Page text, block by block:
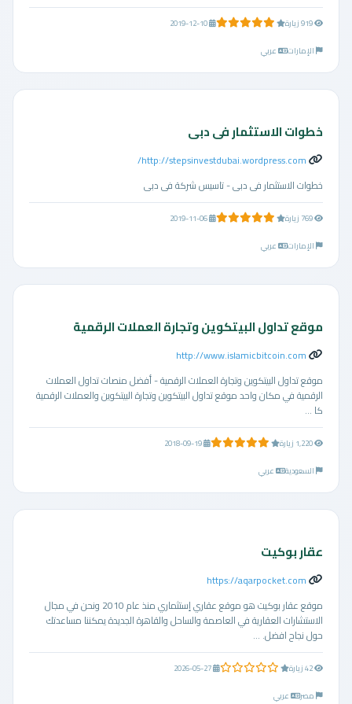
5.0 من 5 نجوم
الإمارات
عربي
خطوات الاستثمار فى دبى
http://stepsinvestdubai.wordpress.com/
خطوات الاستثمار فى دبى - تاسيس شركة فى دبى
5.0 من 5 نجوم
الإمارات
عربي
موقع تداول البيتكوين وتجارة العملات الرقمية
http://www.islamicbitcoin.com
موقع تداول البيتكوين وتجارة العملات الرقمية - أفضل منصات تداول العملات
الرقمية في مكان واحد موقع تداول البيتكوين وتجارة البيتكوين والعملات الرقمية
كا ...
5.0 من 5 نجوم
السعودية
عربي
عقار بوكيت
https://aqarpocket.com
موقع عقار بوكيت هو موقع عقاري إستثماري منذ عام 2010 ونحن في مجال
الاستشارات العقارية في العاصمة والساحل والقاهرة الجديدة يمكننا مساعدتك
حول نجاح افضل. ...
0.0 من 5 نجوم
مصر
عربي